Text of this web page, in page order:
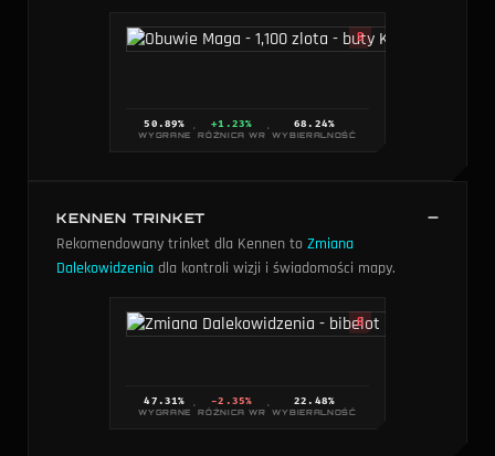
S
50.89%
WYGRANE · +1.23%
RÓŻNICA WR · 68.24%
WYBIERALNOŚĆ
KENNEN TRINKET
Rekomendowany trinket dla Kennen to Zmiana
Dalekowidzenia dla kontroli wizji i świadomości mapy.
S
47.31%
WYGRANE · -2.35%
RÓŻNICA WR · 22.48%
WYBIERALNOŚĆ